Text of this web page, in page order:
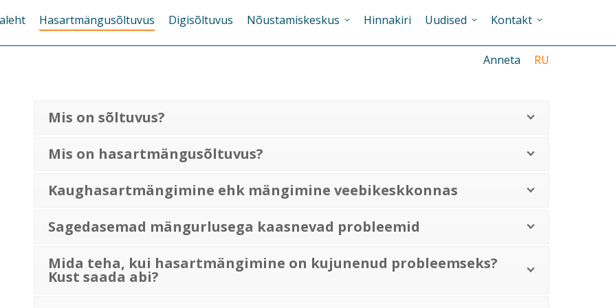
Hasartmängusõltuvus Digisõltuvus Nõustamiskeskus Hinnakiri Uudised Kontakt
Anneta RU
Mis on sõltuvus?
Mis on hasartmängusõltuvus?
Kaughasartmängimine ehk mängimine veebikeskkonnas
Sagedasemad mängurlusega kaasnevad probleemid
Mida teha, kui hasartmängimine on kujunenud probleemseks?
Kust saada abi?